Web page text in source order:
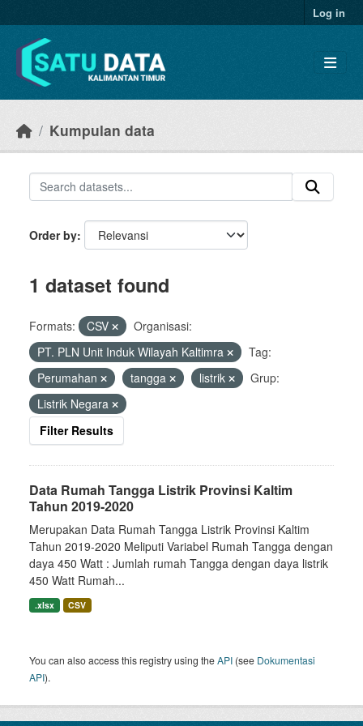
Log in
Kumpulan data
Order by
1 dataset found
Formats: CSV
Organisasi:
PT. PLN Unit Induk Wilayah Kaltimra
Tag:
Perumahan
tangga listrik
Grup:
Listrik Negara
Filter Results
Data Rumah Tangga Listrik Provinsi Kaltim
Tahun 2019-2020
Merupakan Data Rumah Tangga Listrik Provinsi Kaltim
Tahun 2019-2020 Meliputi Variabel Rumah Tangga dengan
daya 450 Watt : Jumlah rumah Tangga dengan daya listrik
450 Watt Rumah...
.xlsx CSV
You can also access this registry using theAPI (see Dokumentasi
API).